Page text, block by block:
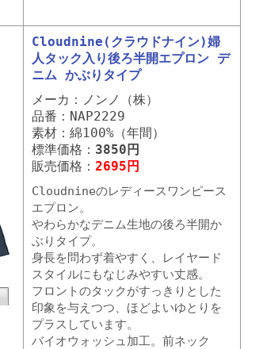
Cloudnine(クラウドナイン)婦
人タック入り後ろ半開エプロン デ
ニム かぶりタイプ
メーカ：ノンノ（株）
品番：NAP2229
素材：綿100%（年間）
標準価格： 3850円
販売価格： 2695円
Cloudnineのレディースワンピース
エプロン。
やわらかなデニム生地の後ろ半開か
ぶりタイプ。
身長を問わず着やすく、レイヤード
スタイルにもなじみやすい丈感。
フロントのタックがすっきりとした
印象を与えつつ、ほどよいゆとりを
プラスしています。
バイオウォッシュ加工。前ネック